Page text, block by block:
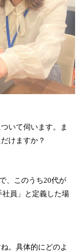
いて伺います。ま
けますか？
、このうち20代が
社員」と定義した場
。具体的にどのよ